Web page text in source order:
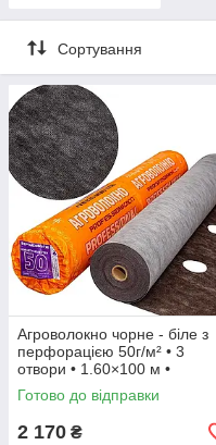
Сортування
Агроволокно чорне - біле з
перфорацією 50г/м² • 3
отвори • 1.60×100 м •
"Shadow" • Для мульчування
та захисту.
Готово до відправки
2 170 ₴